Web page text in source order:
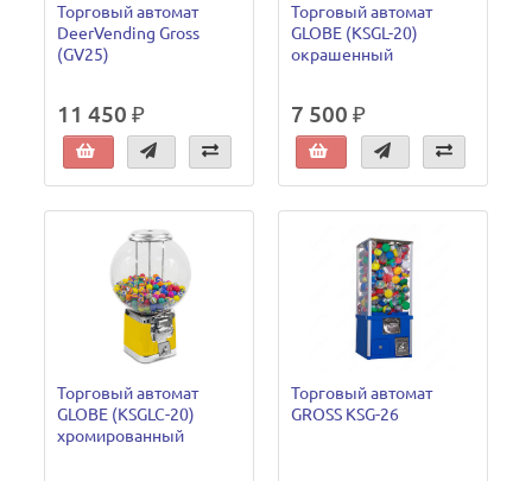
Торговый автомат
DeerVending Gross
(GV25)
11 450 ₽
Торговый автомат
GLOBE (KSGL-20)
окрашенный
7 500 ₽
Торговый автомат
GLOBE (KSGLC-20)
хромированный
Торговый автомат
GROSS KSG-26